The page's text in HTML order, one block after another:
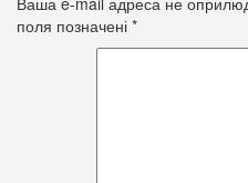
поля позначені *